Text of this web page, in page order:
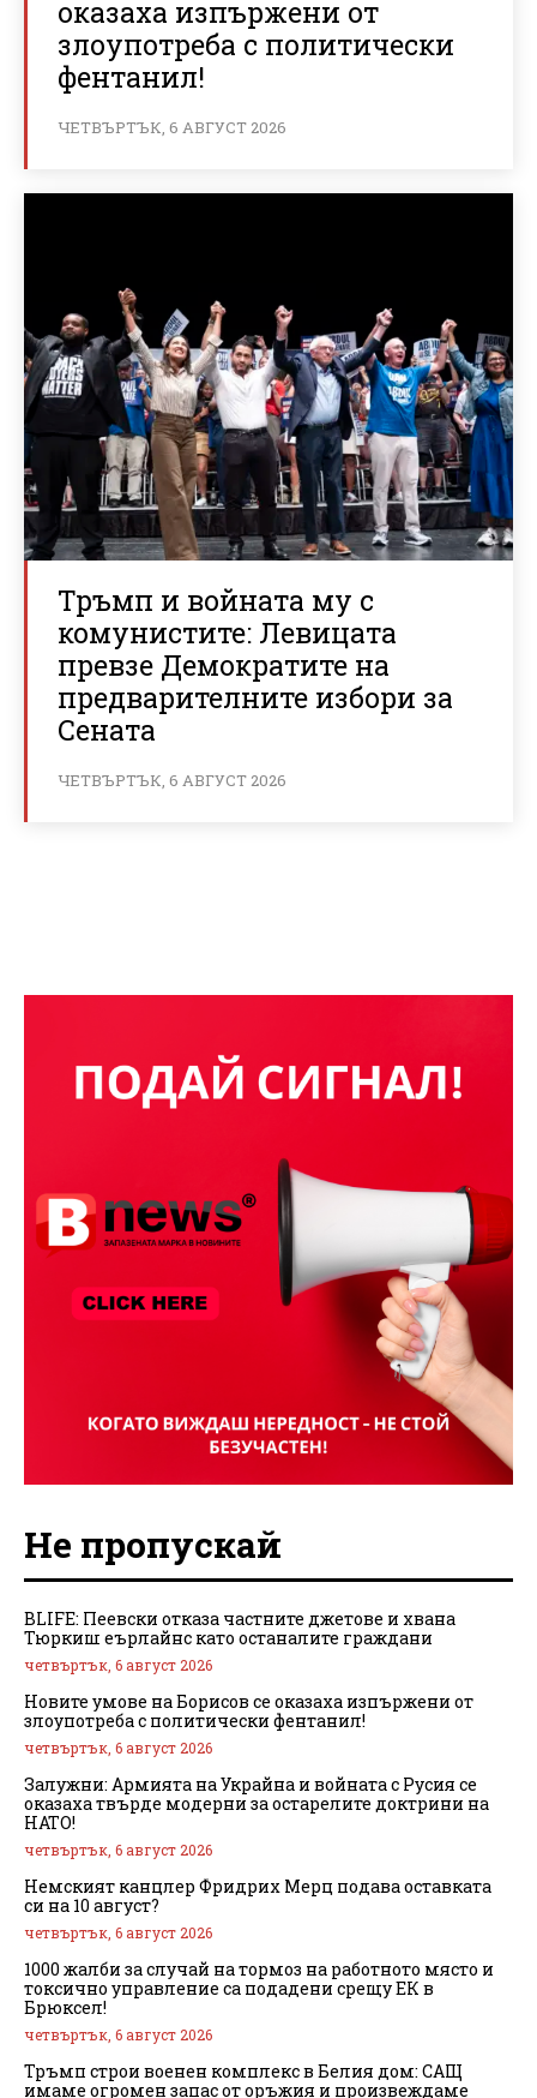
оказаха изпържени от
злоупотреба с политически
фентанил!
ЧЕТВЪРТЪК, 6 АВГУСТ 2026
Тръмп и войната му с
комунистите: Левицата
превзе Демократите на
предварителните избори за
Сената
ЧЕТВЪРТЪК, 6 АВГУСТ 2026
Не пропускай
BLIFE: Пеевски отказа частните джетове и хвана
Тюркиш еърлайнс като останалите граждани
четвъртък, 6 август 2026
Новите умове на Борисов се оказаха изпържени от
злоупотреба с политически фентанил!
четвъртък, 6 август 2026
Залужни: Армията на Украйна и войната с Русия се
оказаха твърде модерни за остарелите доктрини на
НАТО!
четвъртък, 6 август 2026
Немският канцлер Фридрих Мерц подава оставката
си на 10 август?
четвъртък, 6 август 2026
1000 жалби за случай на тормоз на работното място и
токсично управление са подадени срещу ЕК в
Брюксел!
четвъртък, 6 август 2026
Тръмп строи военен комплекс в Белия дом: САЩ
имаме огромен запас от оръжия и произвеждаме